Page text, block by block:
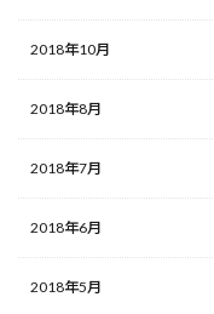
2018年10月
2018年8月
2018年7月
2018年6月
2018年5月